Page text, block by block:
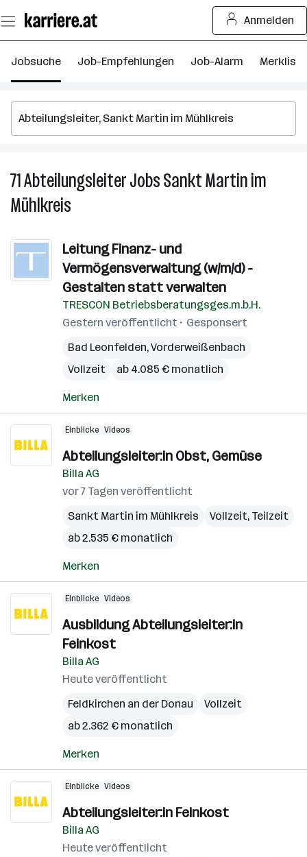
Seiteninhalt
springen
Anmelden
Jobsuche Job-Empfehlungen Job-Alarm Merkliste
71AbteilungsleiterJobsSankt Martin im
Mühlkreis
Leitung Finanz- und
Vermögensverwaltung (w/m/d) -
Gestalten statt verwalten
TRESCON Betriebsberatungsges.m.b.H.
Gestern veröffentlicht
Gesponsert
Bad Leonfelden,Vorderweißenbach
Vollzeit
ab 4.085 € monatlich
Merken
Einblicke Videos
Abteilungsleiter:in Obst, Gemüse
Billa AG
vor 7 Tagen veröffentlicht
Sankt Martin im Mühlkreis
Vollzeit, Teilzeit
ab 2.535 € monatlich
Merken
Einblicke Videos
Ausbildung Abteilungsleiter:in
Feinkost
Billa AG
Heute veröffentlicht
Feldkirchen an der Donau
Vollzeit
ab 2.362 € monatlich
Merken
Einblicke Videos
Abteilungsleiter:in Feinkost
Billa AG
Heute veröffentlicht